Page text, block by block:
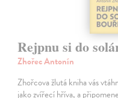
Rejpnu si do
Zhořec Antonín
Zhořcova žlutá kniha vás
jako zvířecí hříva, a